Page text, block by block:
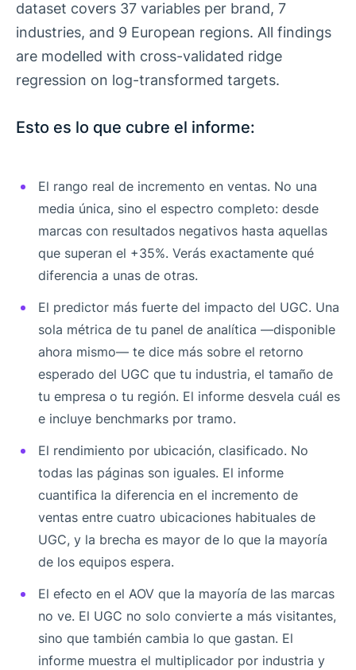
dataset covers 37 variables per brand, 7
industries, and 9 European regions. All findings
are modelled with cross-validated ridge
regression on log-transformed targets.
Esto es lo que cubre el informe:
El rango real de incremento en ventas. No una
media única, sino el espectro completo: desde
marcas con resultados negativos hasta aquellas
que superan el +35%. Verás exactamente qué
diferencia a unas de otras.
El predictor más fuerte del impacto del UGC. Una
sola métrica de tu panel de analítica —disponible
ahora mismo— te dice más sobre el retorno
esperado del UGC que tu industria, el tamaño de
tu empresa o tu región. El informe desvela cuál es
e incluye benchmarks por tramo.
El rendimiento por ubicación, clasificado. No
todas las páginas son iguales. El informe
cuantifica la diferencia en el incremento de
ventas entre cuatro ubicaciones habituales de
UGC, y la brecha es mayor de lo que la mayoría
de los equipos espera.
El efecto en el AOV que la mayoría de las marcas
no ve. El UGC no solo convierte a más visitantes,
sino que también cambia lo que gastan. El
informe muestra el multiplicador por industria y